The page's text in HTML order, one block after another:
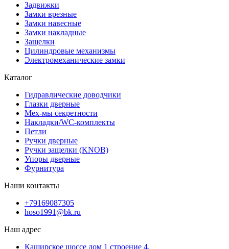
Задвижки
Замки врезные
Замки навесные
Замки накладные
Защелки
Цилиндровые механизмы
Электромеханические замки
Каталог
Гидравлические доводчики
Глазки дверные
Мех-мы секретности
Накладки/WC-комплекты
Петли
Ручки дверные
Ручки защелки (KNOB)
Упоры дверные
Фурнитура
Наши контакты
+79169087305
hoso1991@bk.ru
Наш адрес
Каширское шоссе дом 1 строение 4.